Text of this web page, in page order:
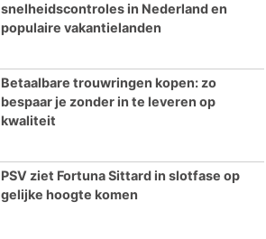
snelheidscontroles in Nederland en
populaire vakantielanden
Betaalbare trouwringen kopen: zo
bespaar je zonder in te leveren op
kwaliteit
PSV ziet Fortuna Sittard in slotfase op
gelijke hoogte komen